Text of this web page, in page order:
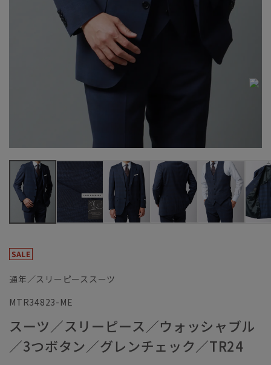
通年／スリーピーススーツ
MTR34823-ME
スーツ／スリーピース／ウォッシャブル
／3つボタン／グレンチェック／TR24